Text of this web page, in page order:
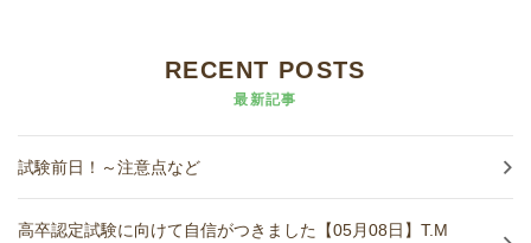
RECENT POSTS
最新記事
試験前日！～注意点など
高卒認定試験に向けて自信がつきました【05月08日】T.M